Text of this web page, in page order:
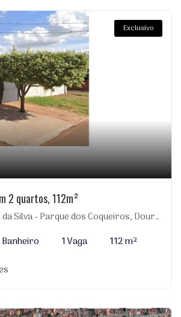
Exclusivo
2 quartos, 112m²
Silva - Parque dos Coqueiros, Dourados-MS
Banheiro 1 Vaga
112 m²